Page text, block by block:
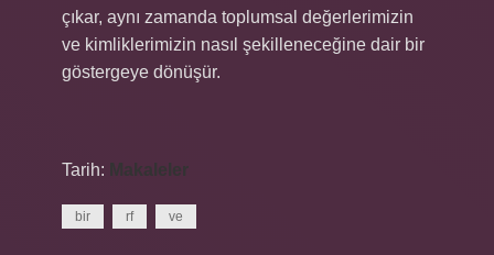
çıkar, aynı zamanda toplumsal değerlerimizin
ve kimliklerimizin nasıl şekilleneceğine dair bir
göstergeye dönüşür.
Tarih: Makaleler
bir rf ve